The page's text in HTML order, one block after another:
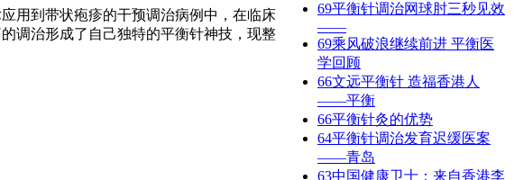
用到带状疱疹的干预调治病例中，在临床
调治形成了自己独特的平衡针神技，现整
69平衡针调治网球肘三秒见效
——​
69乘风破浪继续前进 平衡医
学回顾
66文远平衡针 造福香港人
——平衡
66平衡针灸的优势
64平衡针调治发育迟缓医案
——青岛
63中国健康卫士：来自香港李